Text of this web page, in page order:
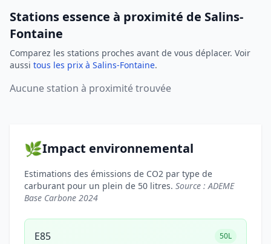
Stations essence à proximité de Salins-
Fontaine
Comparez les stations proches avant de vous déplacer. Voir
aussi tous les prix à Salins-Fontaine.
Aucune station à proximité trouvée
🌿Impact environnemental
Estimations des émissions de CO2 par type de
carburant pour un plein de 50 litres. Source : ADEME
Base Carbone 2024
E85 50L